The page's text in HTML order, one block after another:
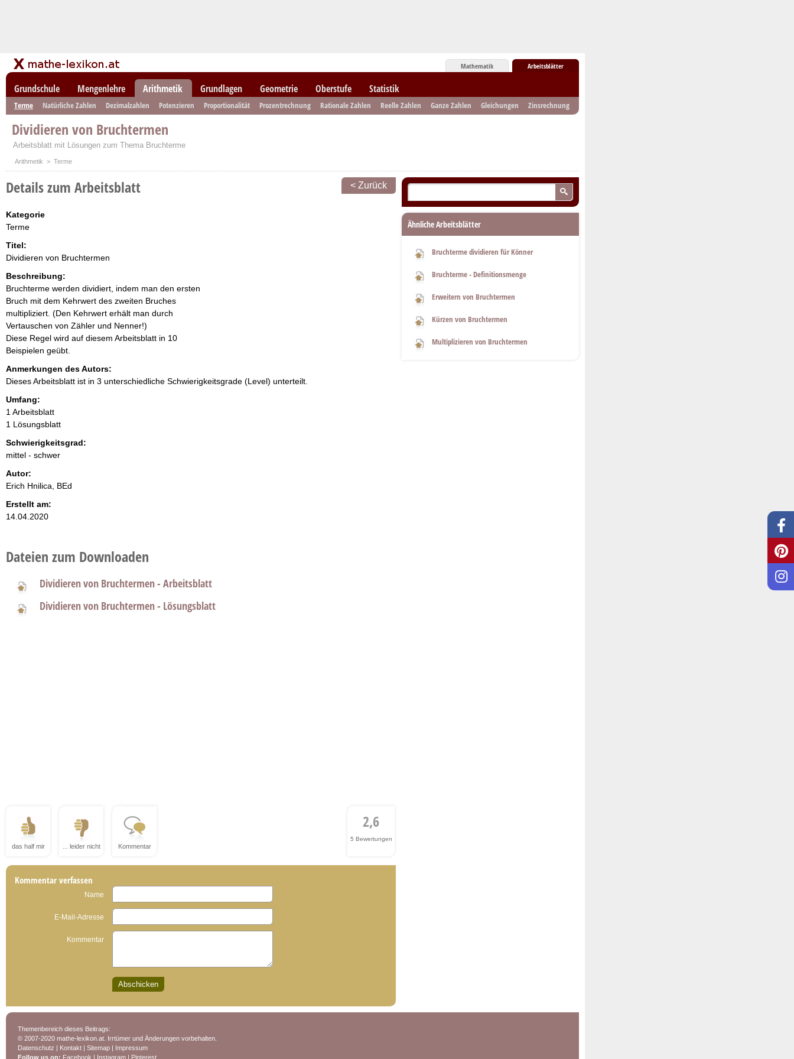
Mathematik Arbeitsblätter
Grundschule Mengenlehre Arithmetik Grundlagen Geometrie Oberstufe Statistik
Terme Natürliche Zahlen Dezimalzahlen Potenzieren Proportionalität Prozentrechnung Rationale Zahlen Reelle Zahlen Ganze Zahlen Gleichungen Zinsrechnung
Dividieren von Bruchtermen
Arbeitsblatt mit Lösungen zum Thema Bruchterme
Arithmetik > Terme
< Zurück
Details zum Arbeitsblatt
Kategorie
Terme
Titel:
Dividieren von Bruchtermen
Beschreibung:
Bruchterme werden dividiert, indem man den ersten
Bruch mit dem Kehrwert des zweiten Bruches
multipliziert. (Den Kehrwert erhält man durch
Vertauschen von Zähler und Nenner!)
Diese Regel wird auf diesem Arbeitsblatt in 10
Beispielen geübt.
Anmerkungen des Autors:
Dieses Arbeitsblatt ist in 3 unterschiedliche Schwierigkeitsgrade (Level) unterteilt.
Umfang:
1 Arbeitsblatt
1 Lösungsblatt
Schwierigkeitsgrad:
mittel - schwer
Autor:
Erich Hnilica, BEd
Erstellt am:
14.04.2020
Dateien zum Downloaden
Dividieren von Bruchtermen - Arbeitsblatt
Dividieren von Bruchtermen - Lösungsblatt
das half mir ... leider nicht Kommentar
2,6
5 Bewertungen
Kommentar verfassen
Name
E-Mail-Adresse
Kommentar
Ähnliche Arbeitsblätter
Bruchterme dividieren für Könner
Bruchterme - Definitionsmenge
Erweitern von Bruchtermen
Kürzen von Bruchtermen
Multiplizieren von Bruchtermen
Themenbereich dieses Beitrags:
© 2007-2020 mathe-lexikon.at. Irrtümer und Änderungen vorbehalten.
Datenschutz | Kontakt | Sitemap | Impressum
Follow us on: Facebook | Instagram | Pinterest